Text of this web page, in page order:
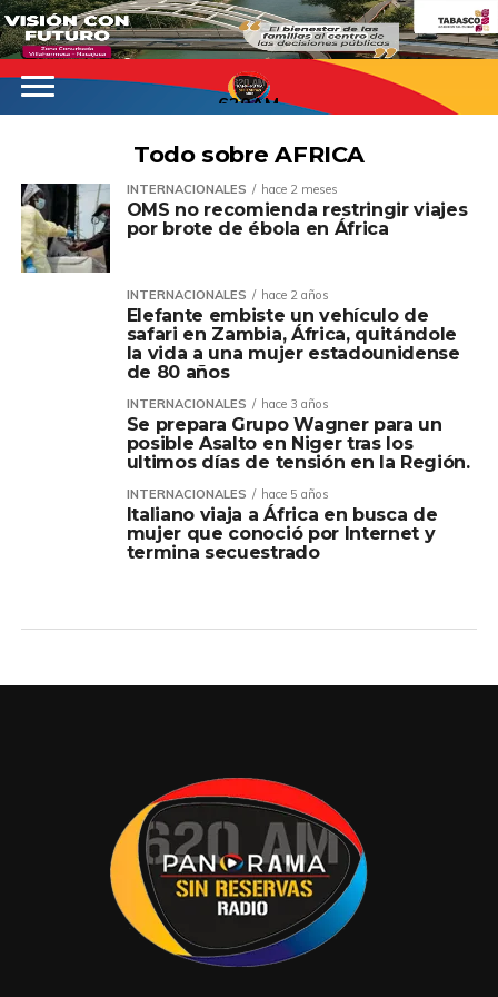
620AM
Todo sobre AFRICA
INTERNACIONALES hace 2 meses
OMS no recomienda restringir viajes
por brote de ébola en África
INTERNACIONALES hace 2 años
Elefante embiste un vehículo de
safari en Zambia, África, quitándole
la vida a una mujer estadounidense
de 80 años
INTERNACIONALES hace 3 años
Se prepara Grupo Wagner para un
posible Asalto en Niger tras los
ultimos días de tensión en la Región.
INTERNACIONALES hace 5 años
Italiano viaja a África en busca de
mujer que conoció por Internet y
termina secuestrado